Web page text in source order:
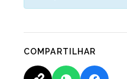
COMPARTILHAR